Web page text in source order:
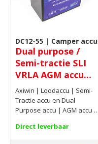
DC12-55 | Camper accu
Dual purpose /
Semi-tractie SLI
VRLA AGM accu
12V 56,7Ah(C20)
Axiwin | Loodaccu | Semi-
Tractie accu en Dual
Purpose accu | AGM accu |
Direct leverbaar